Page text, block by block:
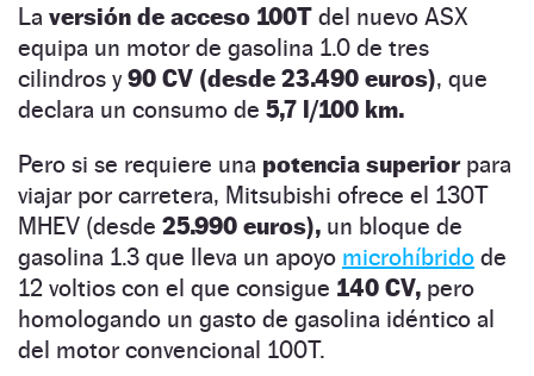
La versión de acceso 100T del nuevo ASX
equipa un motor de gasolina 1.0 de tres
cilindros y90 CV (desde 23.490 euros), que
declara un consumo de 5,7 l/100 km.
Pero si se requiere una potencia superiorpara
viajar por carretera, Mitsubishi ofrece el 130T
MHEV (desde 25.990 euros), un bloque de
gasolina 1.3 que lleva un apoyo microhíbrido de
12 voltios con el que consigue 140 CV, pero
homologando un gasto de gasolina idéntico al
del motor convencional 100T.